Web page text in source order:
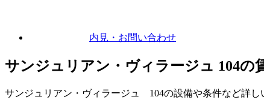
内見 ・お問い合わせ
サンジュリアン・ヴィラージュ 104の
サンジュリアン・ヴィラージュ 104の設備や条件など詳し